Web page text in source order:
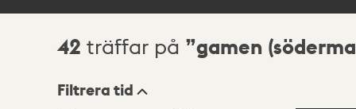
Sökresultat
42 träffar på gamen
Filtrera tid